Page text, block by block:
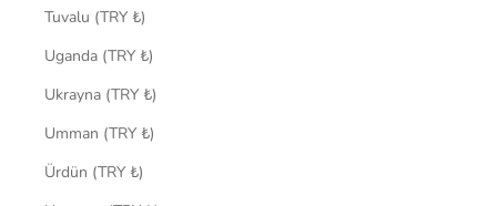
Tuvalu (TRY ₺)
Uganda (TRY ₺)
Ukrayna (TRY ₺)
Umman (TRY ₺)
Ürdün (TRY ₺)